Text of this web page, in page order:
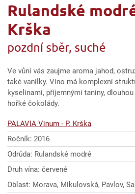
Rulandské
Krška
pozdní sběr, suché
Ve vůni vás zaujme aroma jahod,
také vanilky. Víno má komplexní
kyselinami, příjemnými taniny,
hořké čokolády.
PALAVIA Vinum - P. Krška
Ročník: 2016
Odrůda: Rulandské modré
Druh vína: červené
Oblast: Morava, Mikulovská, Pavlov,